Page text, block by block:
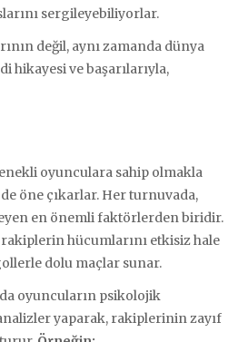
sergileyebiliyorlar.
değil, aynı zamanda dünya
ve başarılarıyla,
oyunculara sahip olmakla
öne çıkarlar. Her turnuvada,
en önemli faktörlerden biridir.
rakiplerin hücumlarını etkisiz hale
dolu maçlar sunar.
oyuncuların psikolojik
yaparak, rakiplerinin zayıf